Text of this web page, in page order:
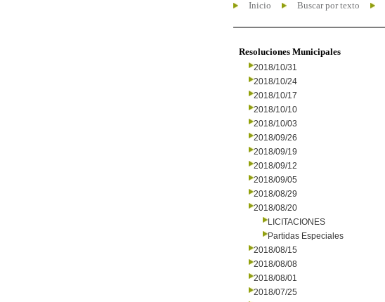
Inicio Buscar por texto
Resoluciones Municipales
2018/10/31
2018/10/24
2018/10/17
2018/10/10
2018/10/03
2018/09/26
2018/09/19
2018/09/12
2018/09/05
2018/08/29
2018/08/20
LICITACIONES
Partidas Especiales
2018/08/15
2018/08/08
2018/08/01
2018/07/25